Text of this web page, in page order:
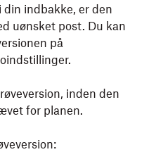
indbakke, er den
uønsket post. Du kan
på
inden den
for planen.